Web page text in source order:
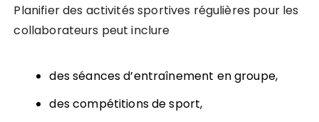
Planifier des activités sportives régulières pour les
collaborateurs peut inclure
des séances d’entraînement en groupe,
des compétitions de sport,